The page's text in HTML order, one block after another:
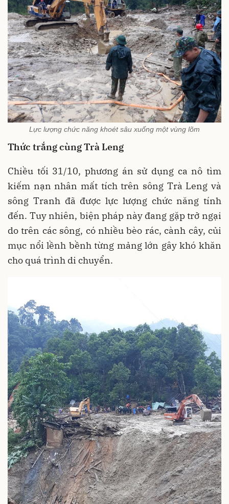
Lực lượng chức năng khoét sâu xuống một vùng lõm
Thức trắng cùng Trà Leng
Chiều tối 31/10, phương án sử dụng ca nô tìm
kiếm nạn nhân mất tích trên sông Trà Leng và
sông Tranh đã được lực lượng chức năng tính
đến. Tuy nhiên, biện pháp này đang gặp trở ngại
do trên các sông, có nhiều bèo rác, cành cây, củi
mục nổi lềnh bềnh từng mảng lớn gây khó khăn
cho quá trình di chuyển.